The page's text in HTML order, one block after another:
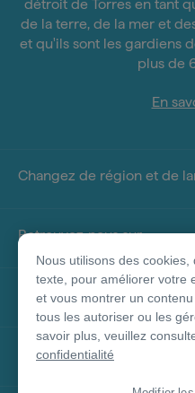
détroit de Torres en tant
de la terre, de la mer et
et qu'ils sont les gardiens
plus de
En
Changez de région et de
Retrouvez-nous sur
À propos de ce site
Autres sites
Nous utilisons des
texte, pour améliorer votre
et vous montrer un
tous les autoriser ou les
savoir plus, veuillez
confidentialité